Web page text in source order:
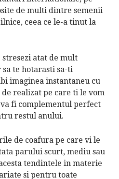
de multi dintre semenii
ceea ce le-a tinut la
stresezi atat de mult
te hotarasti sa-ti
imaginea instantaneu cu
realizat pe care ti le vom
fi complementul perfect
restul anului.
de coafura pe care vi le
parului scurt, mediu sau
tendintele in materie
si pentru toate